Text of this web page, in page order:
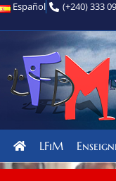
Español (+240) 333
LFiM